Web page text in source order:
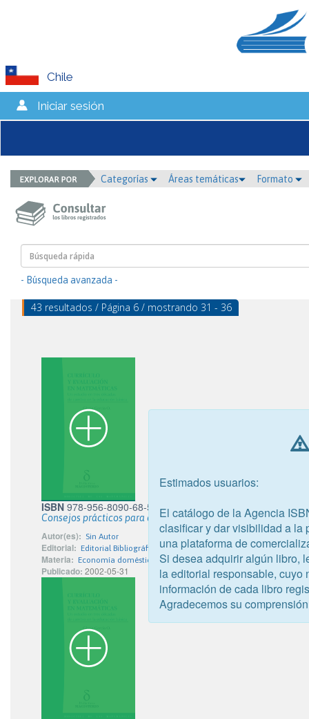
Chile
Iniciar sesión
Categorías Áreas temáticas Formato
- Búsqueda avanzada -
43 resultados / Página 6 / mostrando 31 - 36
ISBN 978-956-8090-68-5
Consejos prácticos para el hogar
Autor(es): Sin Autor
Editorial: Editorial Bibliográfica Internacional Limitada
Materia: Economía doméstica y vida familiar
Publicado: 2002-05-31
Estimados usuarios:
El catálogo de la Agencia
clasificar y dar visibilidad a la
una plataforma de
Si desea adquirir algún libro,
la editorial responsable, cuyo
información de cada libro
Agradecemos su